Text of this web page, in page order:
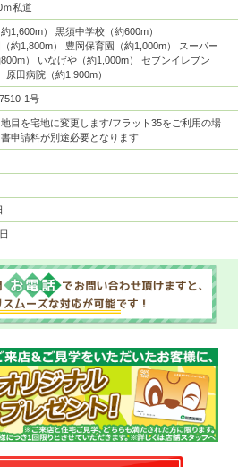
ｍ私道
1,600m） 黒須中学校（約600m）
約1,800m） 豊岡保育園（約1,000m） スーパー
） いなげや（約1,000m） セブンイレブン
原田病院（約1,900m）
1号
目を宅地に変更します/フラット35をご利用の場
申請料が別途必要となります